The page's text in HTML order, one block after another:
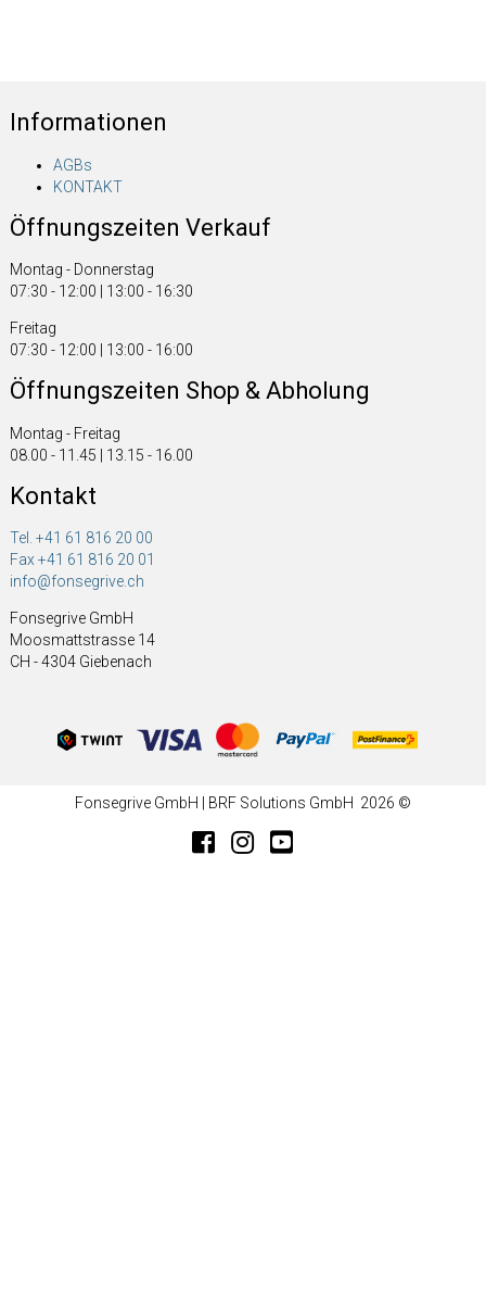
Informationen
AGBs
KONTAKT
Öffnungszeiten Verkauf
Montag - Donnerstag
07:30 - 12:00 | 13:00 - 16:30
Freitag
07:30 - 12:00 | 13:00 - 16:00
Öffnungszeiten Shop & Abholung
Montag - Freitag
08.00 - 11.45 | 13.15 - 16.00
Kontakt
Tel. +41 61 816 20 00
Fax +41 61 816 20 01
info@fonsegrive.ch
Fonsegrive GmbH
Moosmattstrasse 14
CH - 4304 Giebenach
Fonsegrive GmbH | BRF Solutions GmbH 2026 ©